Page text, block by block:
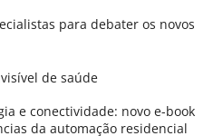
para debater os novos
de saúde
e conectividade: novo e-book
da automação residencial